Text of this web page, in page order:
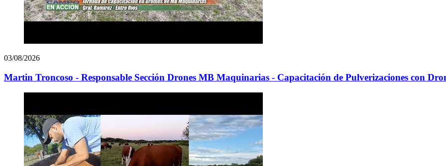
03/08/2026
Martin Troncoso - Responsable Sección Drones MB Maquinarias - Capacitación de Pulverizaciones con